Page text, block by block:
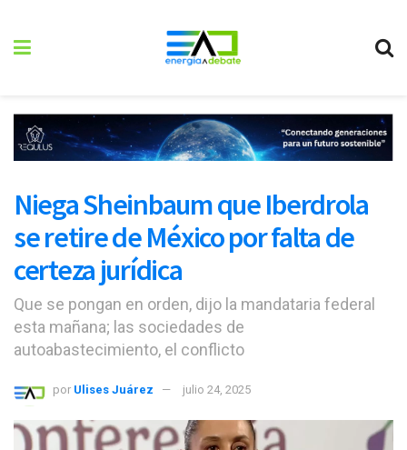
Niega Sheinbaum que Iberdrola
se retire de México por falta de
certeza jurídica
Que se pongan en orden, dijo la mandataria federal
esta mañana; las sociedades de
autoabastecimiento, el conflicto
por Ulises Juárez julio 24, 2025